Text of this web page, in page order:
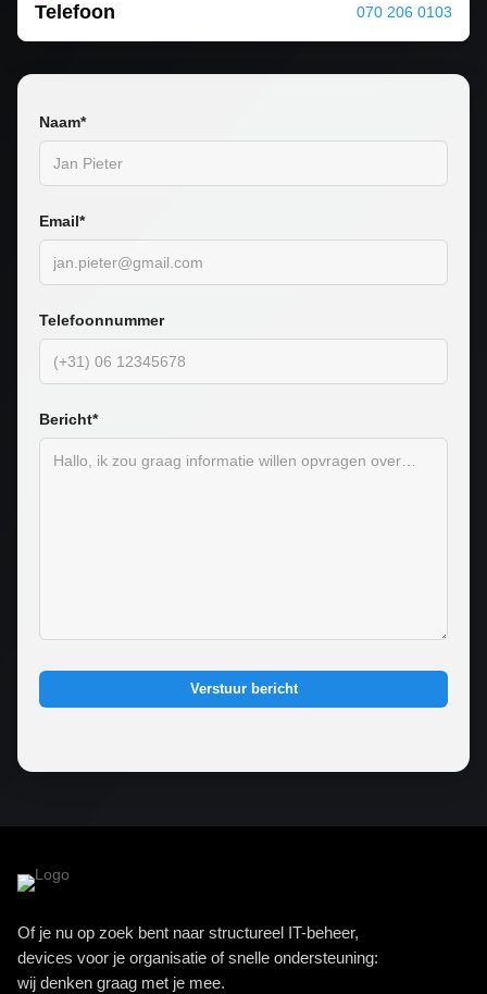
Naam*
Email*
Telefoonnummer
Bericht*
Verstuur bericht
Telefoon 070 206 0103
Of je nu op zoek bent naar structureel IT-beheer,
devices voor je organisatie of snelle ondersteuning:
wij denken graag met je mee.